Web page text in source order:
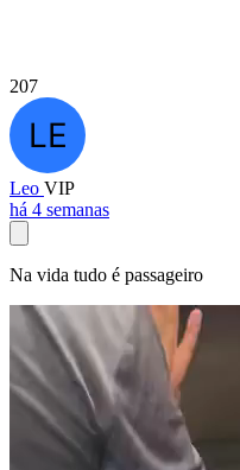
207
Leo VIP
há 4 semanas
Na vida tudo é passageiro